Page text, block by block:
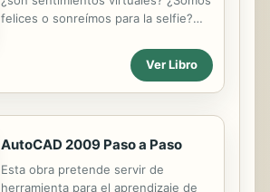
felices o sonreímos para la selfie?
mismos para mostrar la versión de lo
que queremos ser? Todos los
dilemas que te generan las redes
dosis de Freud, de reflexión y de
sentido del humor. En este libro,
David Martorelli, más conocido como
Ver Libro
AutoCAD 2009 Paso a Paso
Esta obra pretende servir de
herramienta para el aprendizaje de